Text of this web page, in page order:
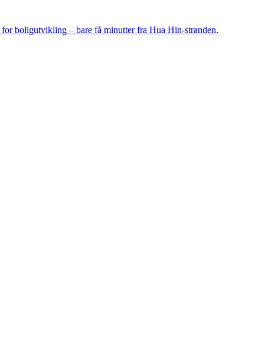
boligutvikling – bare få minutter fra Hua Hin-stranden.